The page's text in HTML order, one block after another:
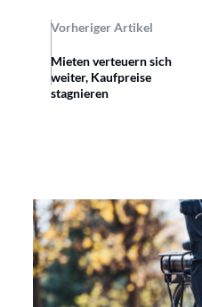
Vorheriger Artikel
Mieten verteuern sich
weiter, Kaufpreise
stagnieren